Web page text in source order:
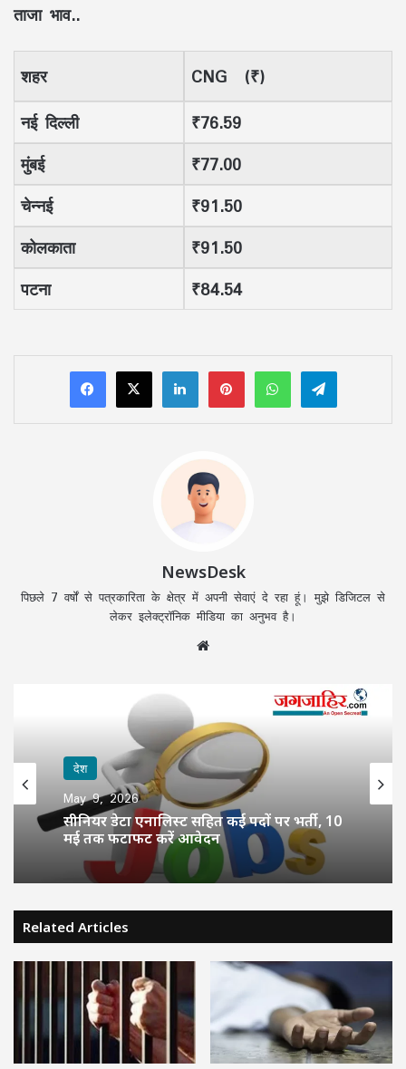
ताजा भाव..
शहर
CNG (₹)
नई दिल्ली
₹76.59
मुंबई
₹77.00
चेन्नई
₹91.50
कोलकाता
₹91.50
पटना
₹84.54
LinkedInPinterestWhatsAppTelegram
NewsDesk
पिछले 7 वर्षों से पत्रकारिता के क्षेत्र में अपनी सेवाएं दे रहा हूं। मुझे डिजिटल से
लेकर इलेक्ट्रॉनिक मीडिया का अनुभव है।
देश
May 9, 2026
सीनियर डेटा एनालिस्ट सहित कई पदों पर भर्ती, 10
मई तक फटाफट करें आवेदन
Related Articles